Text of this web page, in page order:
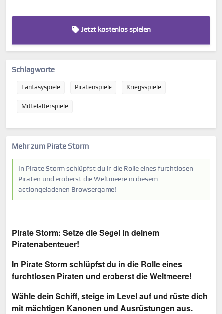
Jetzt kostenlos spielen
Schlagworte
Fantasyspiele Piratenspiele Kriegsspiele
Mittelalterspiele
Mehr zum Pirate Storm
In Pirate Storm schlüpfst du in die Rolle eines furchtlosen
Piraten und eroberst die Weltmeere in diesem
actiongeladenen Browsergame!
Pirate Storm: Setze die Segel in deinem
Piratenabenteuer!
In Pirate Storm schlüpfst du in die Rolle eines
furchtlosen Piraten und eroberst die Weltmeere!
Wähle dein Schiff, steige im Level auf und rüste dich
mit mächtigen Kanonen und Ausrüstungen aus.